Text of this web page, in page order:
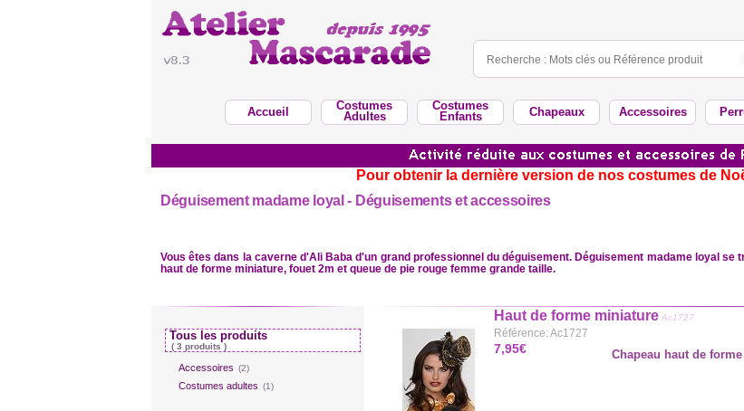
Accueil
Costumes
Adultes
Costumes
Enfants
Chapeaux Accessoires
Pour obtenir la dernière version de nos costumes de
Déguisement madame loyal - Déguisements et accessoires
Vous êtes dans la caverne d'Ali Baba d'un grand professionnel du déguisement. Déguisement madame loyal
haut de forme miniature, fouet 2m et queue de pie rouge femme grande taille.
Tous les produits
( 3 produits )
Accessoires (2)
Costumes adultes (1)
Haut de forme miniature Ac1727
Référence: Ac1727
Chapeau haut de
7,95€